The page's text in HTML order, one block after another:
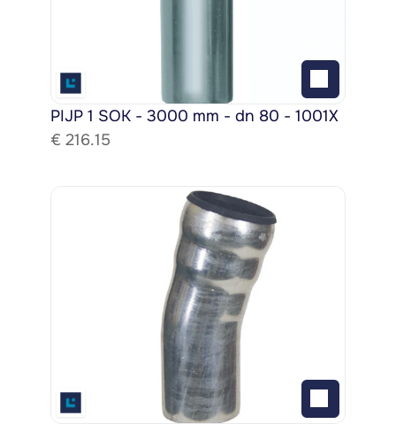
PIJP 1 SOK - 3000 mm - dn 80 - 1001X
€ 216.15